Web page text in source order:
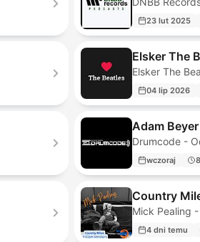
23 lut 2025
Elsker The
Elsker The
04 lip 2026
Adam
Drumcode -
wczoraj
Country
Mick Pealing
4 dni temu